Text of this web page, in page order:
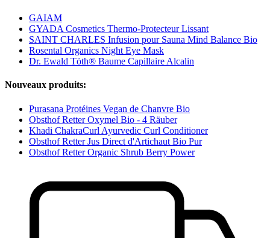
GAIAM
GYADA Cosmetics Thermo-Protecteur Lissant
SAINT CHARLES Infusion pour Sauna Mind Balance Bio
Rosental Organics Night Eye Mask
Dr. Ewald Töth® Baume Capillaire Alcalin
Nouveaux produits:
Purasana Protéines Vegan de Chanvre Bio
Obsthof Retter Oxymel Bio - 4 Räuber
Khadi ChakraCurl Ayurvedic Curl Conditioner
Obsthof Retter Jus Direct d'Artichaut Bio Pur
Obsthof Retter Organic Shrub Berry Power